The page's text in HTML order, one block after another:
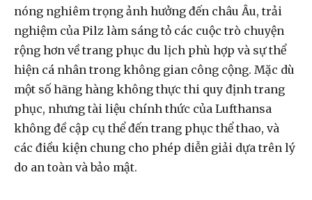
nóng nghiêm trọng ảnh hưởng đến châu Âu, trải
nghiệm của Pilz làm sáng tỏ các cuộc trò chuyện
rộng hơn về trang phục du lịch phù hợp và sự thể
hiện cá nhân trong không gian công cộng. Mặc dù
một số hãng hàng không thực thi quy định trang
phục, nhưng tài liệu chính thức của Lufthansa
không đề cập cụ thể đến trang phục thể thao, và
các điều kiện chung cho phép diễn giải dựa trên lý
do an toàn và bảo mật.